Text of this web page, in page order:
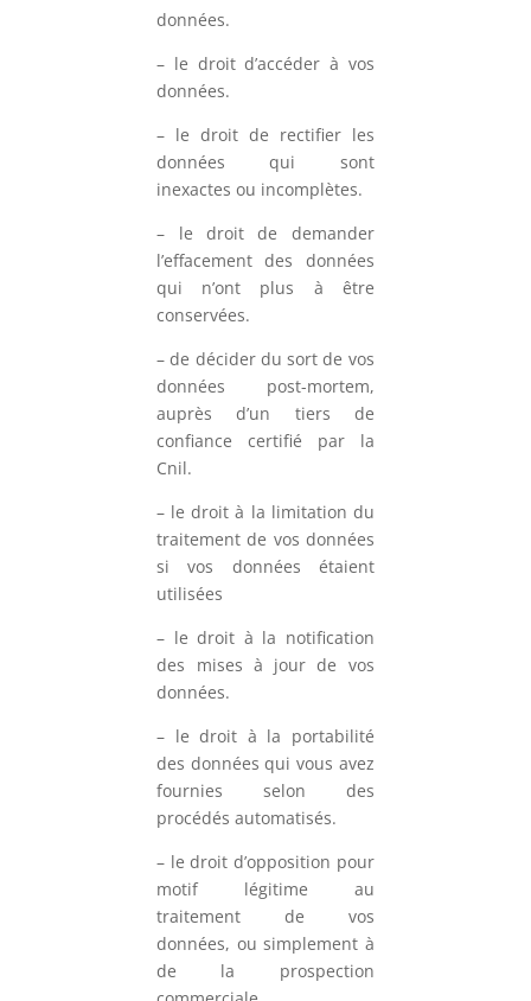
données.
– le droit d’accéder à vos
données.
– le droit de rectifier les
données qui sont
inexactes ou incomplètes.
– le droit de demander
l’effacement des données
qui n’ont plus à être
conservées.
– de décider du sort de vos
données post-mortem,
auprès d’un tiers de
confiance certifié par la
Cnil.
– le droit à la limitation du
traitement de vos données
si vos données étaient
utilisées
– le droit à la notification
des mises à jour de vos
données.
– le droit à la portabilité
des données qui vous avez
fournies selon des
procédés automatisés.
– le droit d’opposition pour
motif légitime au
traitement de vos
données, ou simplement à
de la prospection